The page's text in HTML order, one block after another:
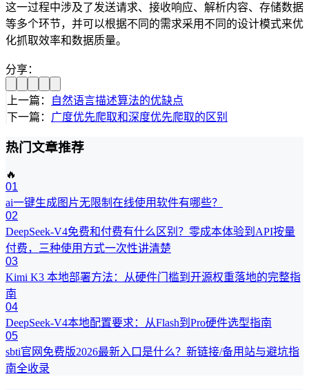
这一过程中涉及了发送请求、接收响应、解析内容、存储数据
等多个环节，并可以根据不同的需求采用不同的设计模式来优
化抓取效率和数据质量。
分享：
上一篇：
自然语言描述算法的优缺点
下一篇： 广度优先爬取和深度优先爬取的区别
热门文章推荐
🔥
01
ai一键生成图片无限制在线使用软件有哪些？
02
DeepSeek-V4免费和付费有什么区别？零成本体验到API按量
付费，三种使用方式一次性讲清楚
03
Kimi K3 本地部署方法：从硬件门槛到开源权重落地的完整指
南
04
DeepSeek-V4本地配置要求：从Flash到Pro硬件选型指南
05
sbti官网免费版2026最新入口是什么？新链接/备用站与避坑指
南全收录